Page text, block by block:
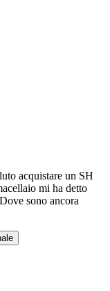
acquistare un SH
mi ha detto
sono ancora